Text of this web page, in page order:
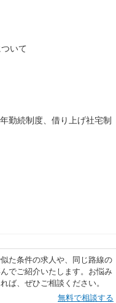
いて
勤続制度、借り上げ社宅制
た条件の求人や、同じ路線の
でご紹介いたします。お悩み
ば、ぜひご相談ください。
無料で相談する